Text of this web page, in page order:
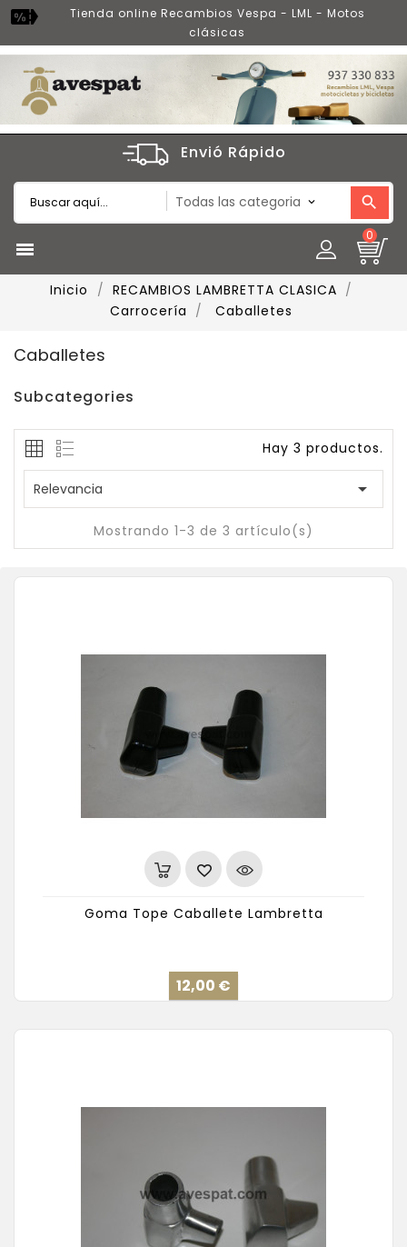
Tienda online Recambios Vespa - LML - Motos
clásicas
Envió Rápido

0
Inicio
RECAMBIOS LAMBRETTA CLASICA
Carrocería
Caballetes
Caballetes
Subcategories
Hay 3 productos.
Relevancia 
Mostrando 1-3 de 3 artículo(s)
Goma Tope Caballete Lambretta
12,00 €